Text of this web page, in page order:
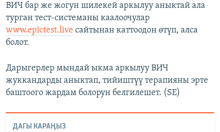
ВИЧ бар же жогун шилекей аркылуу аныктай ала
турган тест-системаны каалоочулар
www.epictest.live сайтынан каттоодон өтүп, алса
болот.
Дарыгерлер мындай ыкма аркылуу ВИЧ
жуккандарды аныктап, тийиштүү терапияны эрте
баштоого жардам болорун белгилешет. (SE)
ДАГЫ КАРАҢЫЗ